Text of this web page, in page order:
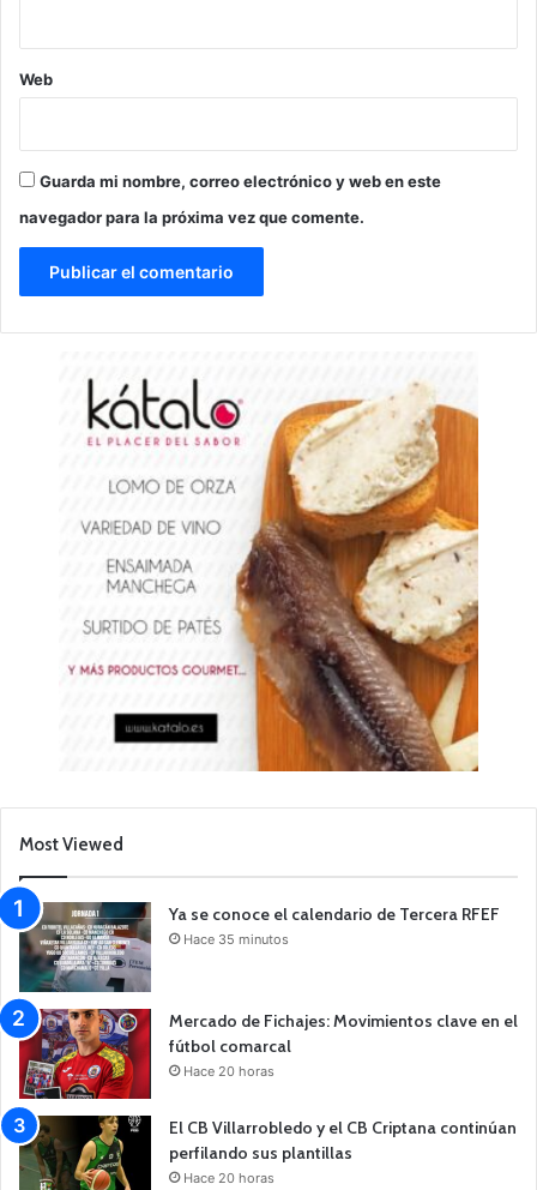
Web
Guarda mi nombre, correo electrónico y web en este
navegador para la próxima vez que comente.
Most Viewed
Ya se conoce el calendario de Tercera RFEF
Hace 35 minutos
Mercado de Fichajes: Movimientos clave en el
fútbol comarcal
Hace 20 horas
El CB Villarrobledo y el CB Criptana continúan
perfilando sus plantillas
Hace 20 horas